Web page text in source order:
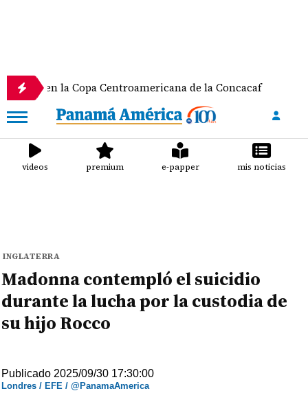
la Copa Centroamericana de la Concacaf
videos premium e-papper mis noticias
INGLATERRA
Madonna contempló el suicidio
durante la lucha por la custodia de
su hijo Rocco
Publicado 2025/09/30 17:30:00
Londres / EFE / @PanamaAmerica